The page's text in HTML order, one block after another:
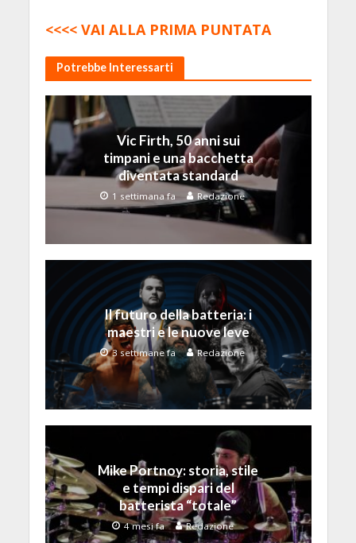
<<<< VAI ALLA PRIMA PUNTATA
Potrebbe Interessarti
Vic Firth, 50 anni sui
timpani e una bacchetta
diventata standard
1 settimana fa Redazione
Il futuro della batteria: i
maestri e le nuove leve
3 settimane fa Redazione
Mike Portnoy: storia, stile
e tempi dispari del
batterista “totale”
4 mesi fa Redazione